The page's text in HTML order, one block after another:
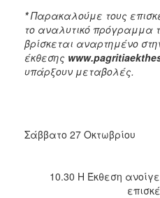
*Παρακαλούμε τους
το αναλυτικό πρόγραμμα
βρίσκεται αναρτημένο
έκθεσης www.
υπάρξουν μεταβολές.
Σάββατο 27 Οκτωβρίου
10.30 Η Έκθεση